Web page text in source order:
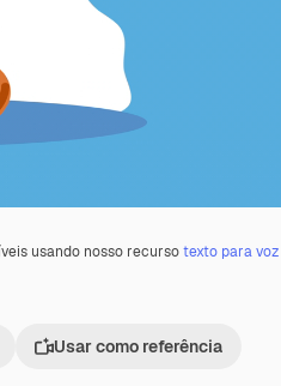
usando nosso recursotexto para
Usar como referência